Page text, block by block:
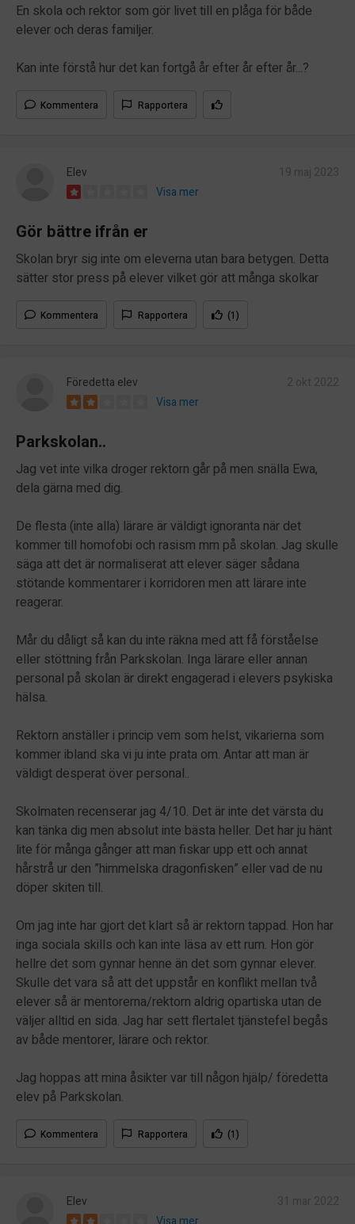
En skola och rektor som gör livet till en plåga för både
elever och deras familjer.
Kan inte förstå hur det kan fortgå år efter år efter år...?
Kommentera Rapportera
Elev
Visa mer
Gör bättre ifrån er
Skolan bryr sig inte om eleverna utan bara betygen. Detta
sätter stor press på elever vilket gör att många skolkar
Kommentera Rapportera (1)
Föredetta elev
Visa mer
Parkskolan..
Jag vet inte vilka droger rektorn går på men snälla Ewa,
dela gärna med dig.
De flesta (inte alla) lärare är väldigt ignoranta när det
kommer till homofobi och rasism mm på skolan. Jag skulle
säga att det är normaliserat att elever säger sådana
stötande kommentarer i korridoren men att lärare inte
reagerar.
Mår du dåligt så kan du inte räkna med att få förståelse
eller stöttning från Parkskolan. Inga lärare eller annan
personal på skolan är direkt engagerad i elevers psykiska
hälsa.
Rektorn anställer i princip vem som helst, vikarierna som
kommer ibland ska vi ju inte prata om. Antar att man är
väldigt desperat över personal..
Skolmaten recenserar jag 4/10. Det är inte det värsta du
kan tänka dig men absolut inte bästa heller. Det har ju hänt
lite för många gånger att man fiskar upp ett och annat
hårstrå ur den ”himmelska dragonfisken” eller vad de nu
döper skiten till.
Om jag inte har gjort det klart så är rektorn tappad. Hon har
inga sociala skills och kan inte läsa av ett rum. Hon gör
hellre det som gynnar henne än det som gynnar elever.
Skulle det vara så att det uppstår en konflikt mellan två
elever så är mentorerna/rektorn aldrig opartiska utan de
väljer alltid en sida. Jag har sett flertalet tjänstefel begås
av både mentorer, lärare och rektor.
Jag hoppas att mina åsikter var till någon hjälp/ föredetta
elev på Parkskolan.
Kommentera Rapportera (1)
Elev